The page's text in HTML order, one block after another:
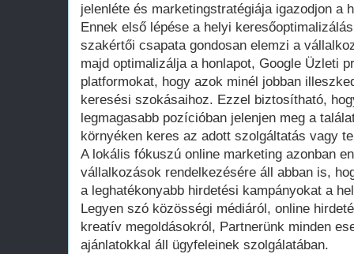
jelenléte és marketingstratégiája igazodjon a
Ennek első lépése a helyi
szakértői csapata gondosan elemzi a
majd optimalizálja a honlapot, Google Üzleti
platformokat, hogy azok minél jobban
keresési szokásaihoz. Ezzel biztosítható,
legmagasabb pozícióban jelenjen meg a
környéken keres az adott szolgáltatás vagy
A lokális fókuszú online marketing azonban
vállalkozások rendelkezésére áll abban is,
a leghatékonyabb hirdetési kampányokat a
Legyen szó közösségi médiáról, online
kreatív megoldásokról, Partnerünk minden
ajánlatokkal áll ügyfeleinek szolgálatában.